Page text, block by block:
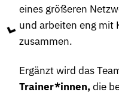
eines größeren
und arbeiten eng
zusammen.
Ergänzt wird das
Trainer*innen,die